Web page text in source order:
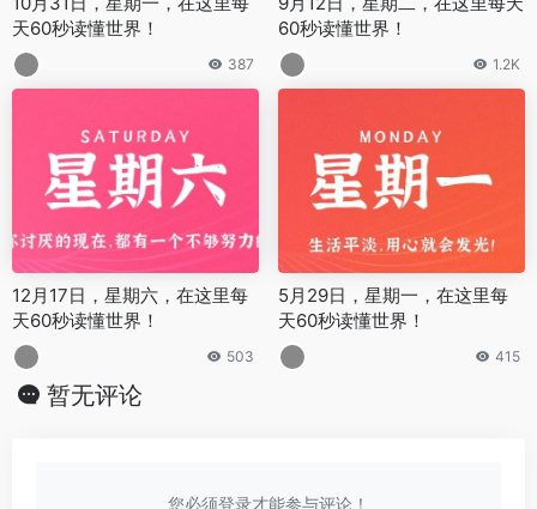
天60秒读懂世界！
387
60秒读懂世界！
1.2K
12月17日，星期六，在这里每
天60秒读懂世界！
503
5月29日，星期一，在这里每
天60秒读懂世界！
415
暂无评论
您必须登录才能参与评论！